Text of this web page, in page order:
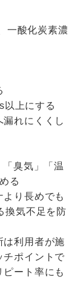
一酸化炭素濃
以上にする
れにくくし
臭気」「温
る
り長めでも
換気不足を防
は利用者が施
チポイントで
ート率にも